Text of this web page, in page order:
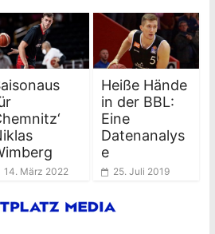
14. März 2022
Heiße Hände
in der BBL:
Eine
Datenanalys
e
25. Juli 2019